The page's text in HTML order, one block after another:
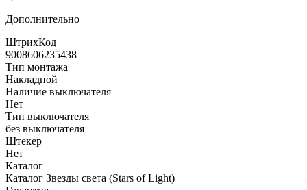
Дополнительно
ШтрихКод
9008606235438
Тип монтажа
Накладной
Наличие выключателя
Нет
Тип выключателя
без выключателя
Штекер
Нет
Каталог
Каталог Звезды света (Stars of Light)